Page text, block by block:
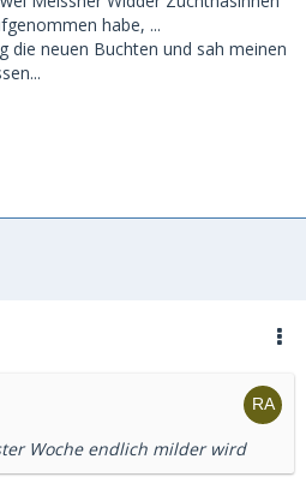
habe, ...
die neuen Buchten und sah meinen
Woche endlich milder wird